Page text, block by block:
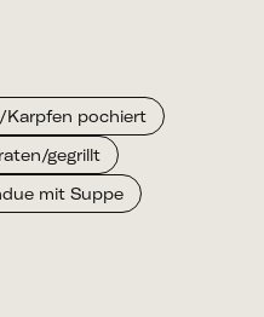
Karpfen pochiert
gegrillt
mit Suppe